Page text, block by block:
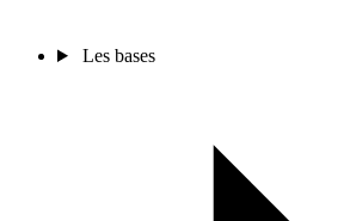
Les bases